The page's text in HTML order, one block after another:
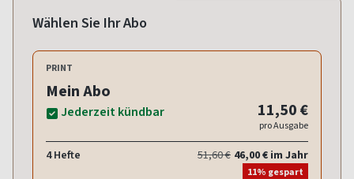
Wählen Sie Ihr Abo
PRINT
Mein Abo
Jederzeit kündbar 11,50 €
pro Ausgabe
4 Hefte 51,60 € 46,00 € im Jahr
11% gespart